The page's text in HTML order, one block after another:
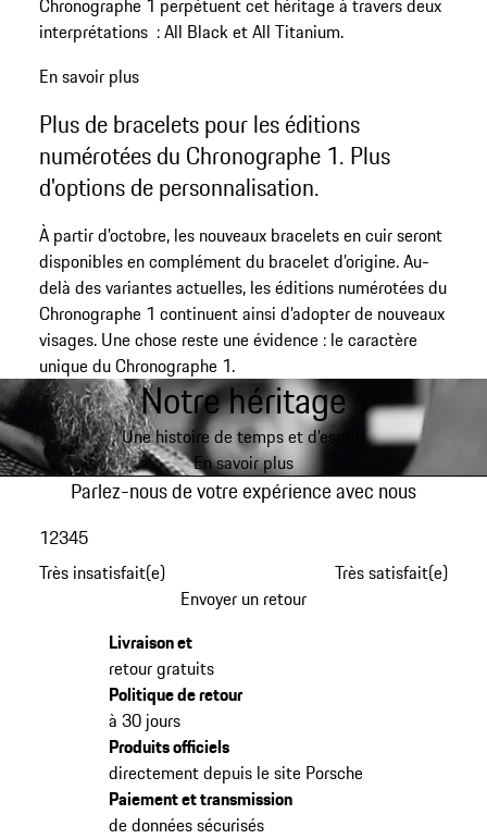
interprétations : All Black et All Titanium.
En savoir plus
Plus de bracelets pour les éditions
numérotées du Chronographe 1. Plus
d'options de personnalisation.
À partir d’octobre, les nouveaux bracelets en cuir seront
disponibles en complément du bracelet d’origine. Au-
delà des variantes actuelles, les éditions numérotées du
Chronographe 1 continuent ainsi d’adopter de nouveaux
visages. Une chose reste une évidence : le caractère
unique du Chronographe 1.
Notre héritage
Une histoire de temps et d’esprit.
En savoir plus
Parlez-nous de votre expérience avec nous
Très insatisfait(e)
12345
Très satisfait(e)
Envoyer un retour
Livraison et
retour gratuits
Politique de retour
à 30 jours
Produits officiels
directement depuis le site Porsche
Paiement et transmission
de données sécurisés